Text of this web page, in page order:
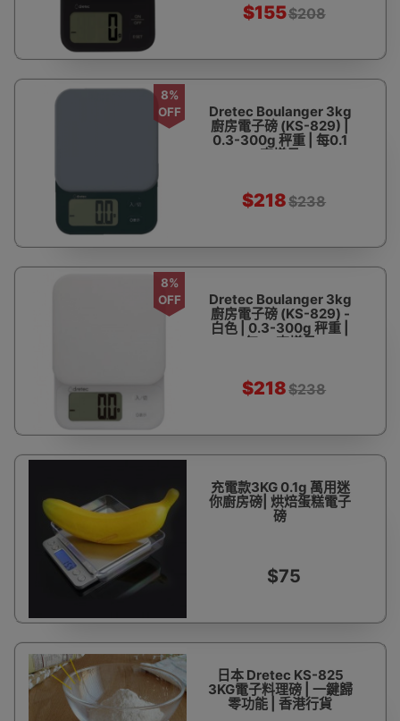
$155$208
8%
OFF
Dretec Boulanger 3kg
廚房電子磅 (KS-829) |
0.3-300g 秤重 | 每0.1
克增量
$218$238
8%
OFF
Dretec Boulanger 3kg
廚房電子磅 (KS-829) -
白色 | 0.3-300g 秤重 |
每0.1克增量
$218$238
充電款3KG 0.1g 萬用迷
你廚房磅| 烘焙蛋糕電子
磅
$75
日本 Dretec KS-825
3KG電子料理磅 | 一鍵歸
零功能 | 香港行貨